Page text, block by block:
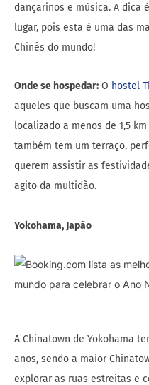
dançarinos e música. A dica
lugar, pois esta é uma das
Chinês do mundo!
Onde se hospedar: O hostel
aqueles que buscam uma
localizado a menos de 1,5
também tem um terraço,
querem assistir as
agito da multidão.
Yokohama, Japão
A Chinatown de Yokohama
anos, sendo a maior
explorar as ruas estreitas e